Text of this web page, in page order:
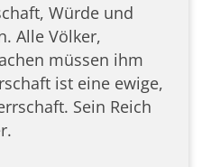
Würde und
Alle Völker,
müssen ihm
ist eine ewige,
Sein Reich